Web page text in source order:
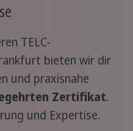
TELC-
bieten wir dir
und praxisnahe
Zertifikat.
und Expertise.